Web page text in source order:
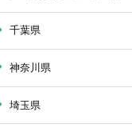
千葉県
神奈川県
埼玉県